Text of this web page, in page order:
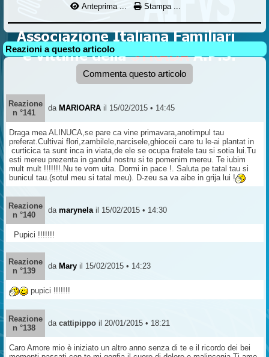
Anteprima ... Stampa ...
Reazioni a questo articolo
Commenta questo articolo
Reazione
n °141
da MARIOARA il 15/02/2015 • 14:45
Draga mea ALINUCA,se pare ca vine primavara,anotimpul tau
preferat.Cultivai flori,zambilele,narcisele,ghioceii care tu le-ai plantat in
curticica ta sunt inca in viata,de ele se ocupa fratele tau si sotia lui.Tu
esti mereu prezenta in gandul nostru si te pomenim mereu. Te iubim
mult mult !!!!!!!.Nu te vom uita. Dormi in pace !. Saluta pe tatal tau si
bunicul tau.(sotul meu si tatal meu). D-zeu sa va aibe in grija lui !
Reazione
n °140
da marynela il 15/02/2015 • 14:30
Pupici !!!!!!!
Reazione
n °139
da Mary il 15/02/2015 • 14:23
pupici !!!!!!!
Reazione
n °138
da cattipippoil 20/01/2015 • 18:21
Caro Amore mio è iniziato un altro anno senza di te e il ricordo dei bei